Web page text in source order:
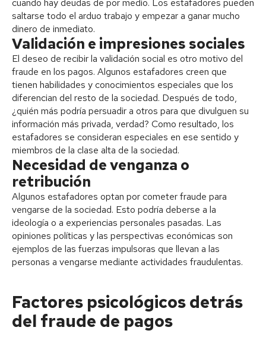
cuando hay deudas de por medio. Los estafadores pueden
saltarse todo el arduo trabajo y empezar a ganar mucho
dinero de inmediato.
Validación e impresiones sociales
El deseo de recibir la validación social es otro motivo del
fraude en los pagos. Algunos estafadores creen que
tienen habilidades y conocimientos especiales que los
diferencian del resto de la sociedad. Después de todo,
¿quién más podría persuadir a otros para que divulguen su
información más privada, verdad? Como resultado, los
estafadores se consideran especiales en ese sentido y
miembros de la clase alta de la sociedad.
Necesidad de venganza o
retribución
Algunos estafadores optan por cometer fraude para
vengarse de la sociedad. Esto podría deberse a la
ideología o a experiencias personales pasadas. Las
opiniones políticas y las perspectivas económicas son
ejemplos de las fuerzas impulsoras que llevan a las
personas a vengarse mediante actividades fraudulentas.
Factores psicológicos detrás
del fraude de pagos